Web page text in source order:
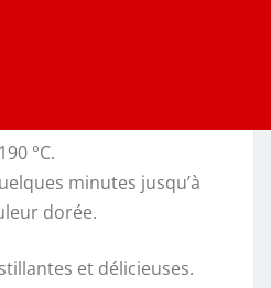
°C.
minutes jusqu’à
dorée.
et délicieuses.